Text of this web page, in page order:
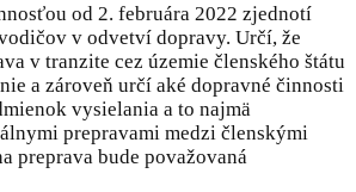
od 2. februára 2022 zjednotí
v odvetví dopravy. Určí, že
v tranzite cez územie členského štátu
a zároveň určí aké dopravné činnosti
vysielania a to najmä
prepravami medzi členskými
preprava bude považovaná